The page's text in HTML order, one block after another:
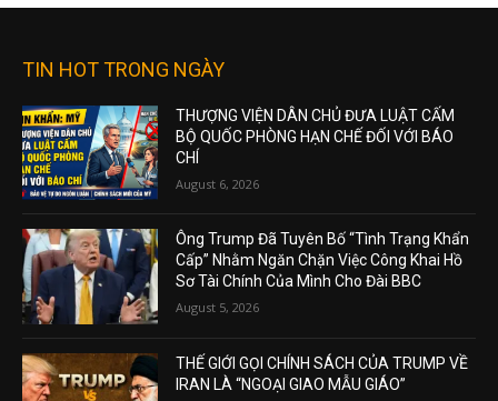
TIN HOT TRONG NGÀY
THƯỢNG VIỆN DÂN CHỦ ĐƯA LUẬT CẤM
BỘ QUỐC PHÒNG HẠN CHẾ ĐỐI VỚI BÁO
CHÍ
August 6, 2026
Ông Trump Đã Tuyên Bố “Tình Trạng Khẩn
Cấp” Nhằm Ngăn Chặn Việc Công Khai Hồ
Sơ Tài Chính Của Mình Cho Đài BBC
August 5, 2026
THẾ GIỚI GỌI CHÍNH SÁCH CỦA TRUMP VỀ
IRAN LÀ “NGOẠI GIAO MẪU GIÁO”